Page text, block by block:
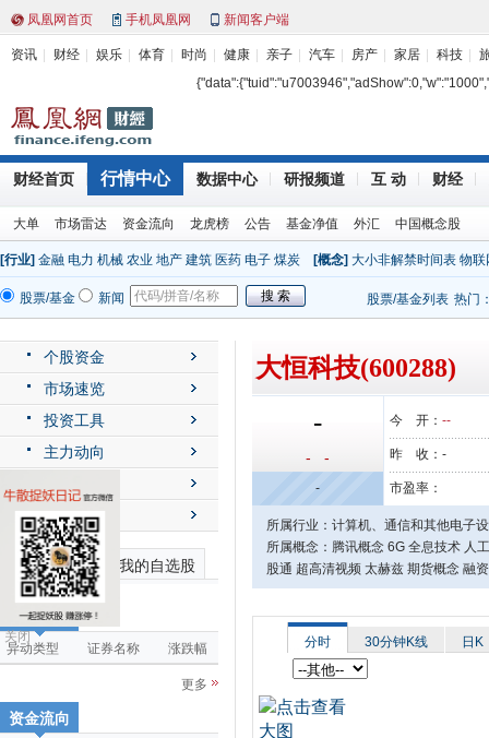
关闭
凤凰网首页 手机凤凰网 新闻客户端
资讯 财经 娱乐 体育 时尚 健康 亲子 汽车 房产 家居 科技
财经首页 行情中心 数据中心 研报频道 互 动 财经
大单 市场雷达 资金流向 龙虎榜 公告 基金净值 外汇 中国概念股
[行业] 金融 电力 机械 农业 地产 建筑 医药 电子 煤炭 [概念] 大小非解禁时间表 物联
股票/基金 新闻 股票/基金列表 热门
个股资金
市场速览
投资工具
主力动向
送配解禁
最近浏览个股 我的自选股
市场雷达
异动类型 证券名称 涨跌幅
更多
资金流向
大恒科技(600288)
-
- -
-
今 开： --
昨 收： -
市盈率：
所属行业：计算机、通信和其他电子
所属概念：腾讯概念 6G 全息技术 人
股通 超高清视频 太赫兹 期货概念 融
分时 30分钟K线 日K